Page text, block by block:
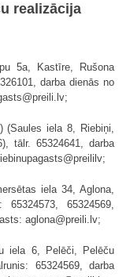
realizācija
5a, Kastīre, Rušona
darba dienās no
(Saules iela 8, Riebiņi,
tālr. 65324641, darba
iela 34, Aglona,
65324573, 65324569,
aglona@preili.lv;
iela 6, Pelēči, Pelēču
65324569, darba